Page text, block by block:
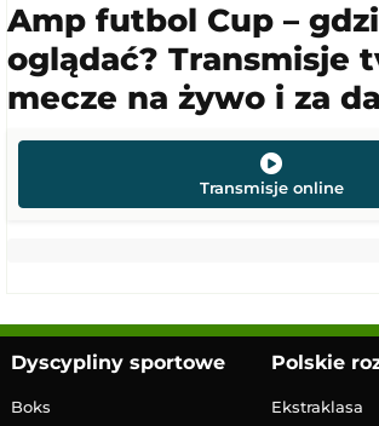
Amp futbol Cup –
oglądać? Transmisje
mecze na żywo i za
Transmisje online
Dyscypliny sportowe
Boks
Polskie
Ekstraklasa